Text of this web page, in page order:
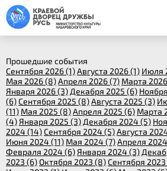
Прошедшие события
Сентября 2026 (1)Августа 2026 (1) Июля
Мая 2026 (8)Апреля 2026 (7) Марта
Января 2026 (3) Декабря 2025 (6)
(6)Сентября 2025 (8)Августа 2025 (3)
(11) Мая 2025 (8)Апреля 2025 (6) Марта
(4) Января 2025 (3) Декабря 2024 (5)
2024 (14)Сентября 2024 (5)Августа
Июня 2024 (11) Мая 2024 (7)Апреля
Февраля 2024 (6) Января 2024 (3)
2023 (6)Октября 2023 (8)Сентября